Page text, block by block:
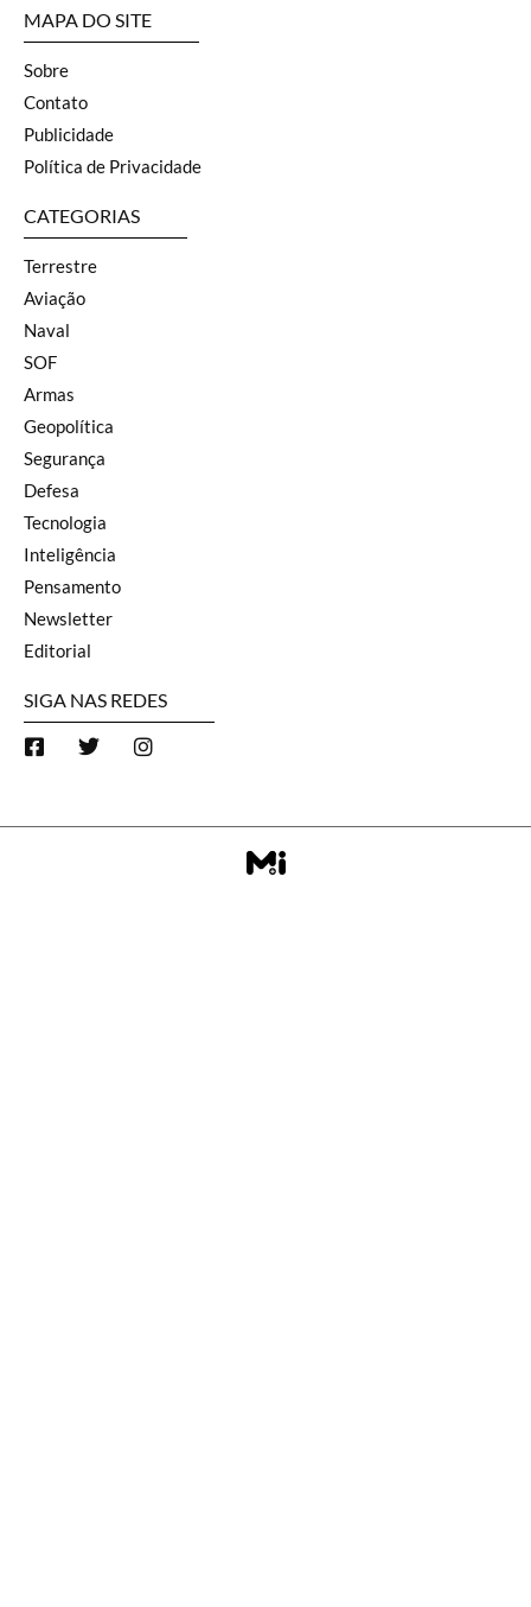
MAPA DO SITE
Sobre
Contato
Publicidade
Política de Privacidade
CATEGORIAS
Terrestre
Aviação
Naval
SOF
Armas
Geopolítica
Segurança
Defesa
Tecnologia
Inteligência
Pensamento
Newsletter
Editorial
SIGA NAS REDES